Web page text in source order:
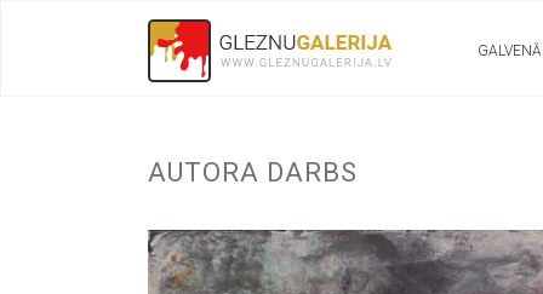
GALVENĀ
AUTORA DARBS